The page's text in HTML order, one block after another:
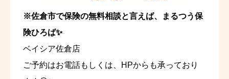
※佐倉市で保険の無料相談と言えば、まるつう保
険ひろば✨
ベイシア佐倉店
ご予約はお電話もしくは、HPからも承っており